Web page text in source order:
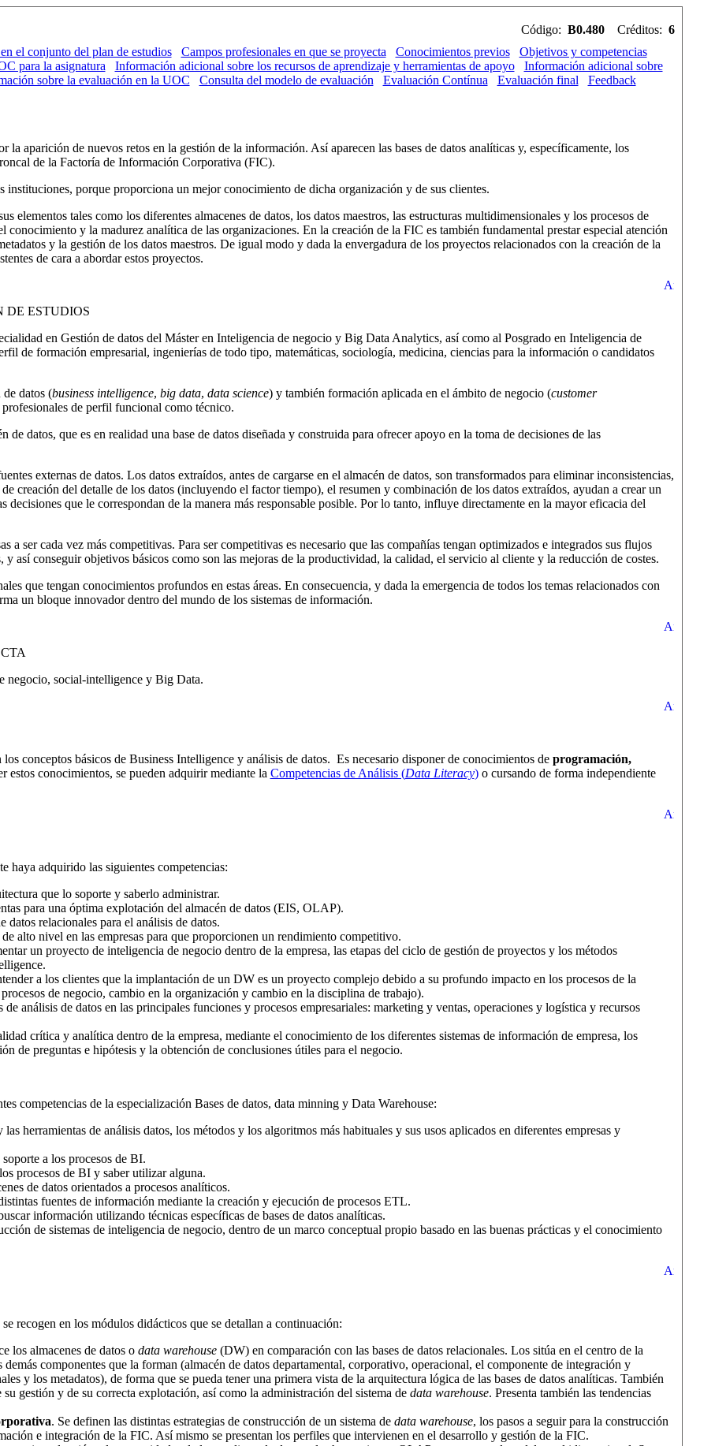
Código: B0.480Créditos: 6
el conjunto del plan de estudios Campos profesionales en que se proyecta Conocimientos previos
Objetivos y competencias
para la asignatura Información adicional sobre los recursos de aprendizaje y herramientas de apoyo
Información adicional sobre
sobre la evaluación en la UOC Consulta del modelo de evaluación Evaluación Contínua Evaluación final Feedback
la aparición de nuevos retos en la gestión de la información. Así aparecen las bases de datos analíticas y, específicamente, los
de la Factoría de Información Corporativa (FIC).
porque proporciona un mejor conocimiento de dicha organización y de sus clientes.
elementos tales como los diferentes almacenes de datos, los datos maestros, las estructuras multidimensionales y los procesos de
conocimiento y la madurez analítica de las organizaciones. En la creación de la FIC es también fundamental prestar especial atención
y la gestión de los datos maestros. De igual modo y dada la envergadura de los proyectos relacionados con la creación de la
de cara a abordar estos proyectos.
DE ESTUDIOS
en Gestión de datos del Máster en Inteligencia de negocio y Big Data Analytics, así como al Posgrado en Inteligencia de
de formación empresarial, ingenierías de todo tipo, matemáticas, sociología, medicina, ciencias para la información o candidatos
datos (business intelligence, big data, data science) y también formación aplicada en el ámbito de negocio (customer
de perfil funcional como técnico.
de datos, que es en realidad una base de datos diseñada y construida para ofrecer apoyo en la toma de decisiones de las
externas de datos. Los datos extraídos, antes de cargarse en el almacén de datos, son transformados para eliminar inconsistencias,
creación del detalle de los datos (incluyendo el factor tiempo), el resumen y combinación de los datos extraídos, ayudan a crear un
decisiones que le correspondan de la manera más responsable posible. Por lo tanto, influye directamente en la mayor eficacia del
a ser cada vez más competitivas. Para ser competitivas es necesario que las compañías tengan optimizados e integrados sus flujos
así conseguir objetivos básicos como son las mejoras de la productividad, la calidad, el servicio al cliente y la reducción de costes.
que tengan conocimientos profundos en estas áreas. En consecuencia, y dada la emergencia de todos los temas relacionados con
un bloque innovador dentro del mundo de los sistemas de información.
negocio, social-intelligence y Big Data.
conceptos básicos de Business Intelligence y análisis de datos. Es necesario disponer de conocimientos de programación,
estos conocimientos, se pueden adquirir mediante la Competencias de Análisis (Data Literacy)o cursando de forma independiente
haya adquirido las siguientes competencias:
que lo soporte y saberlo administrar.
para una óptima explotación del almacén de datos (EIS, OLAP).
datos relacionales para el análisis de datos.
alto nivel en las empresas para que proporcionen un rendimiento competitivo.
un proyecto de inteligencia de negocio dentro de la empresa, las etapas del ciclo de gestión de proyectos y los métodos
a los clientes que la implantación de un DW es un proyecto complejo debido a su profundo impacto en los procesos de la
de negocio, cambio en la organización y cambio en la disciplina de trabajo).
análisis de datos en las principales funciones y procesos empresariales: marketing y ventas, operaciones y logística y recursos
crítica y analítica dentro de la empresa, mediante el conocimiento de los diferentes sistemas de información de empresa, los
de preguntas e hipótesis y la obtención de conclusiones útiles para el negocio.
competencias de la especialización Bases de datos, data minning y Data Warehouse:
herramientas de análisis datos, los métodos y los algoritmos más habituales y sus usos aplicados en diferentes empresas y
a los procesos de BI.
procesos de BI y saber utilizar alguna.
de datos orientados a procesos analíticos.
fuentes de información mediante la creación y ejecución de procesos ETL.
información utilizando técnicas específicas de bases de datos analíticas.
de sistemas de inteligencia de negocio, dentro de un marco conceptual propio basado en las buenas prácticas y el conocimiento
recogen en los módulos didácticos que se detallan a continuación:
los almacenes de datos o data warehouse(DW) en comparación con las bases de datos relacionales. Los sitúa en el centro de la
componentes que la forman (almacén de datos departamental, corporativo, operacional, el componente de integración y
y los metadatos), de forma que se pueda tener una primera vista de la arquitectura lógica de las bases de datos analíticas. También
gestión y de su correcta explotación, así como la administración del sistema de data warehouse. Presenta también las tendencias
. Se definen las distintas estrategias de construcción de un sistema de data warehouse, los pasos a seguir para la construcción
e integración de la FIC. Así mismo se presentan los perfiles que intervienen en el desarrollo y gestión de la FIC.